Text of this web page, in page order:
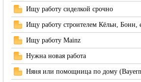
Ищу работу сиделкой срочно
Ищу работу строителем Кёльн,
Ищу работу Mainz
Нужна новая работа
Няня или помощница по дому